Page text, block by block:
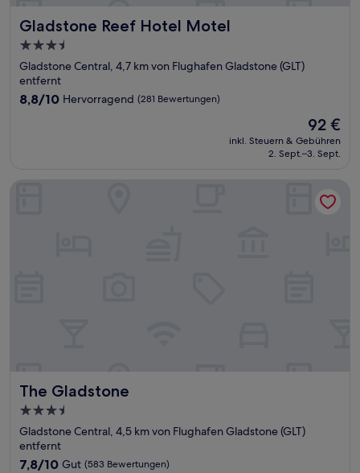
Gladstone Reef Hotel Motel
Gladstone Reef Hotel Motel
3.5-
Sterne-
Unterkunft
Gladstone Central, 4,7 km von Flughafen Gladstone (GLT)
entfernt
8.8
8,8/10 Hervorragend (281 Bewertungen)
Der
Preis
beträgt
92 €
inkl. Steuern & Gebühren
2. Sept.–3. Sept.
The Gladstone
The Gladstone
3.5-
Sterne-
Unterkunft
Gladstone Central, 4,5 km von Flughafen Gladstone (GLT)
entfernt
7.8
7,8/10 Gut (583 Bewertungen)